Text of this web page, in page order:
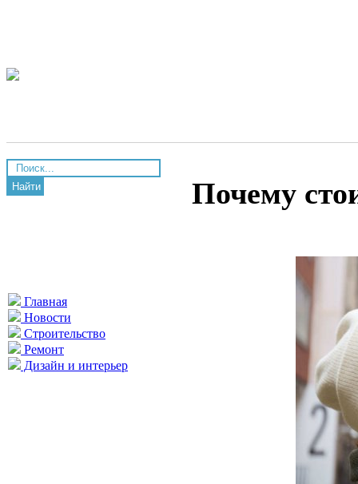
Найти
Главная
Новости
Строительство
Ремонт
Дизайн и интерьер
Почему